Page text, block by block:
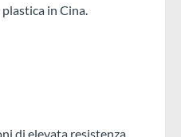
in Cina.
di elevata resistenza